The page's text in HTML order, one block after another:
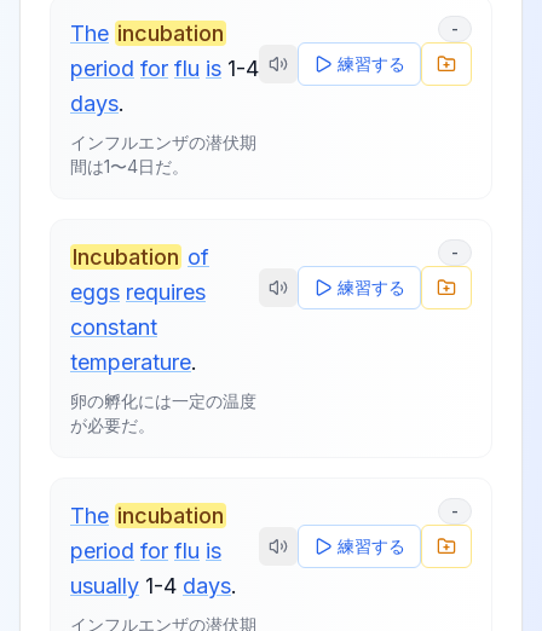
The incubation
period for flu is 1-4
days.
インフルエンザの潜伏期
間は1〜4日だ。
-
練習する
Incubation of
eggs requires
constant
temperature.
卵の孵化には一定の温度
が必要だ。
-
練習する
The incubation
period for flu is
usually 1-4 days.
インフルエンザの潜伏期
-
練習する